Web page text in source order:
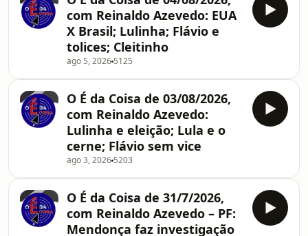
com Reinaldo Azevedo: EUA
X Brasil; Lulinha; Flávio e
tolices; Cleitinho
ago 5, 2026 5125
O É da Coisa de 03/08/2026,
com Reinaldo Azevedo:
Lulinha e eleição; Lula e o
cerne; Flávio sem vice
ago 3, 2026 5203
O É da Coisa de 31/7/2026,
com Reinaldo Azevedo – PF:
Mendonça faz investigação